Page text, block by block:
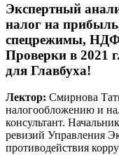
Экспертный
налог на
спецрежимы,
Проверки в 2021
для Главбуха!
Лектор: Смирнова
налогообложению и
консультант.
ревизий Управления
противодействия